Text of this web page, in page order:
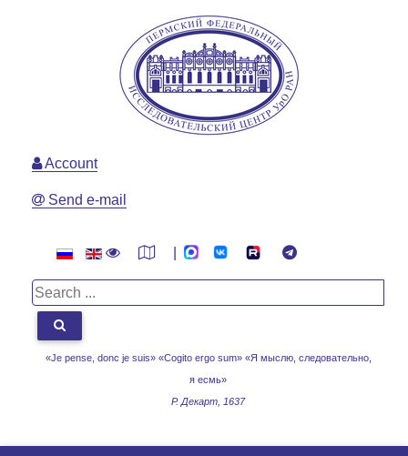
«Je pense, donc je suis» «Cogito ergo sum» «Я мыслю, следовательно,
я есмь»
Р. Декарт, 1637
Account
Send e-mail